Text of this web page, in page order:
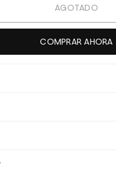
AGOTADO
COMPRAR AHORA